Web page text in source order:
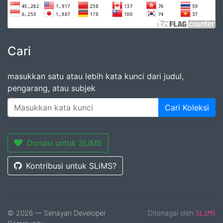
Cari
masukkan satu atau lebih kata kunci dari judul,
pengarang, atau subjek
Cari Koleksi
Donasi untuk SLiMS
Kontribusi untuk SLiMS?
© 2026 — Senayan Developer
Ditenagai oleh SLiMS